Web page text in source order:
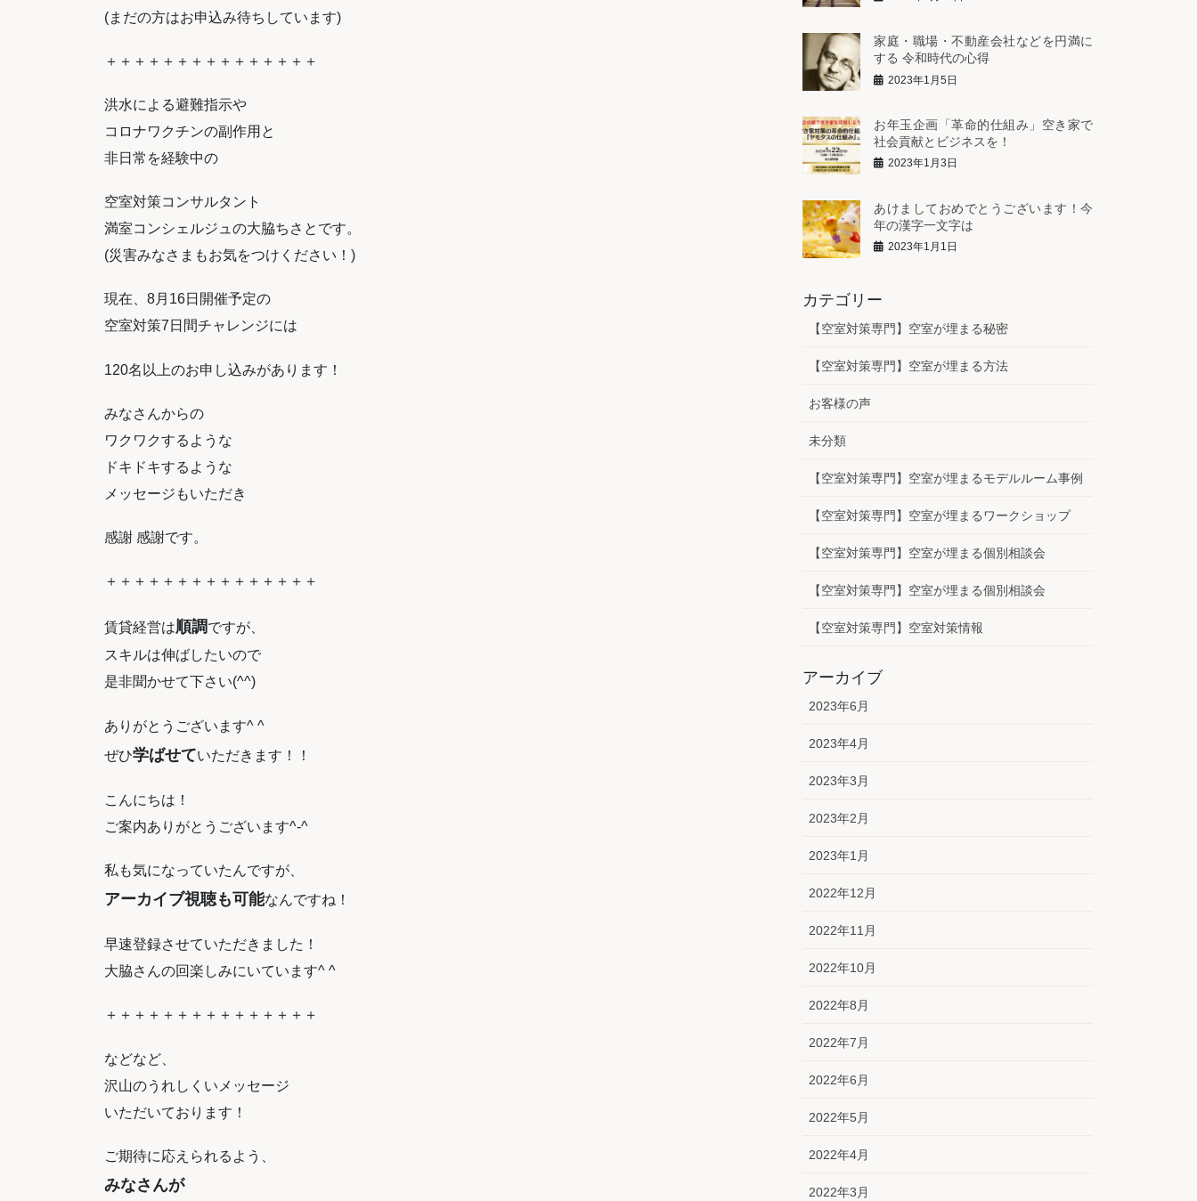
(まだの方はお申込み待ちしています)
＋＋＋＋＋＋＋＋＋＋＋＋＋＋＋
洪水による避難指示や
コロナワクチンの副作用と
非日常を経験中の
空室対策コンサルタント
満室コンシェルジュの大脇ちさとです。
(災害みなさまもお気をつけください！)
現在、8月16日開催予定の
空室対策7日間チャレンジには
120名以上のお申し込みがあります！
みなさんからの
ワクワクするような
ドキドキするような
メッセージもいただき
感謝 感謝です。
＋＋＋＋＋＋＋＋＋＋＋＋＋＋＋
賃貸経営は順調ですが、
スキルは伸ばしたいので
是非聞かせて下さい(^^)
ありがとうございます^ ^
ぜひ学ばせていただきます！！
こんにちは！
ご案内ありがとうございます^-^
私も気になっていたんですが、
アーカイブ視聴も可能なんですね！
早速登録させていただきました！
大脇さんの回楽しみにいています^ ^
＋＋＋＋＋＋＋＋＋＋＋＋＋＋＋
などなど、
沢山のうれしくいメッセージ
いただいております！
ご期待に応えられるよう、
みなさんが
家庭・職場・不動産会社などを円満に
する 令和時代の心得
2023年1月5日
お年玉企画「革命的仕組み」空き家で
社会貢献とビジネスを！
2023年1月3日
あけましておめでとうございます！今
年の漢字一文字は
2023年1月1日
カテゴリー
【空室対策専門】空室が埋まる秘密
【空室対策専門】空室が埋まる方法
お客様の声
未分類
【空室対策専門】空室が埋まるモデルルーム事例
【空室対策専門】空室が埋まるワークショップ
【空室対策専門】空室が埋まる個別相談会
【空室対策専門】空室が埋まる個別相談会
【空室対策専門】空室対策情報
アーカイブ
2023年6月
2023年4月
2023年3月
2023年2月
2023年1月
2022年12月
2022年11月
2022年10月
2022年8月
2022年7月
2022年6月
2022年5月
2022年4月
2022年3月